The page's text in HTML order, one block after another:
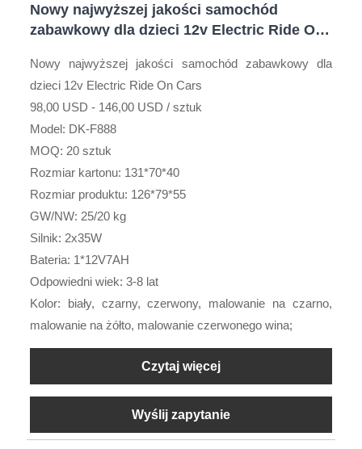
Nowy najwyższej jakości samochód
zabawkowy dla dzieci 12v Electric Ride On
Nowy najwyższej jakości samochód zabawkowy dla
dzieci 12v Electric Ride On Cars
98,00 USD - 146,00 USD / sztuk
Model: DK-F888
MOQ: 20 sztuk
Rozmiar kartonu: 131*70*40
Rozmiar produktu: 126*79*55
GW/NW: 25/20 kg
Silnik: 2x35W
Bateria: 1*12V7AH
Odpowiedni wiek: 3-8 lat
Kolor: biały, czarny, czerwony, malowanie na czarno,
malowanie na żółto, malowanie czerwonego wina;
Czytaj więcej
Wyślij zapytanie